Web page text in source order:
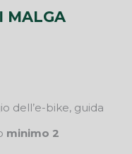
MALGA
dell’e-bike, guida
minimo 2